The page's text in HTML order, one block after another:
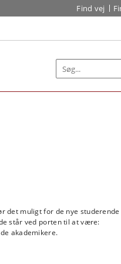
Find vej
det muligt for de nye
står ved porten til at være:
akademikere.